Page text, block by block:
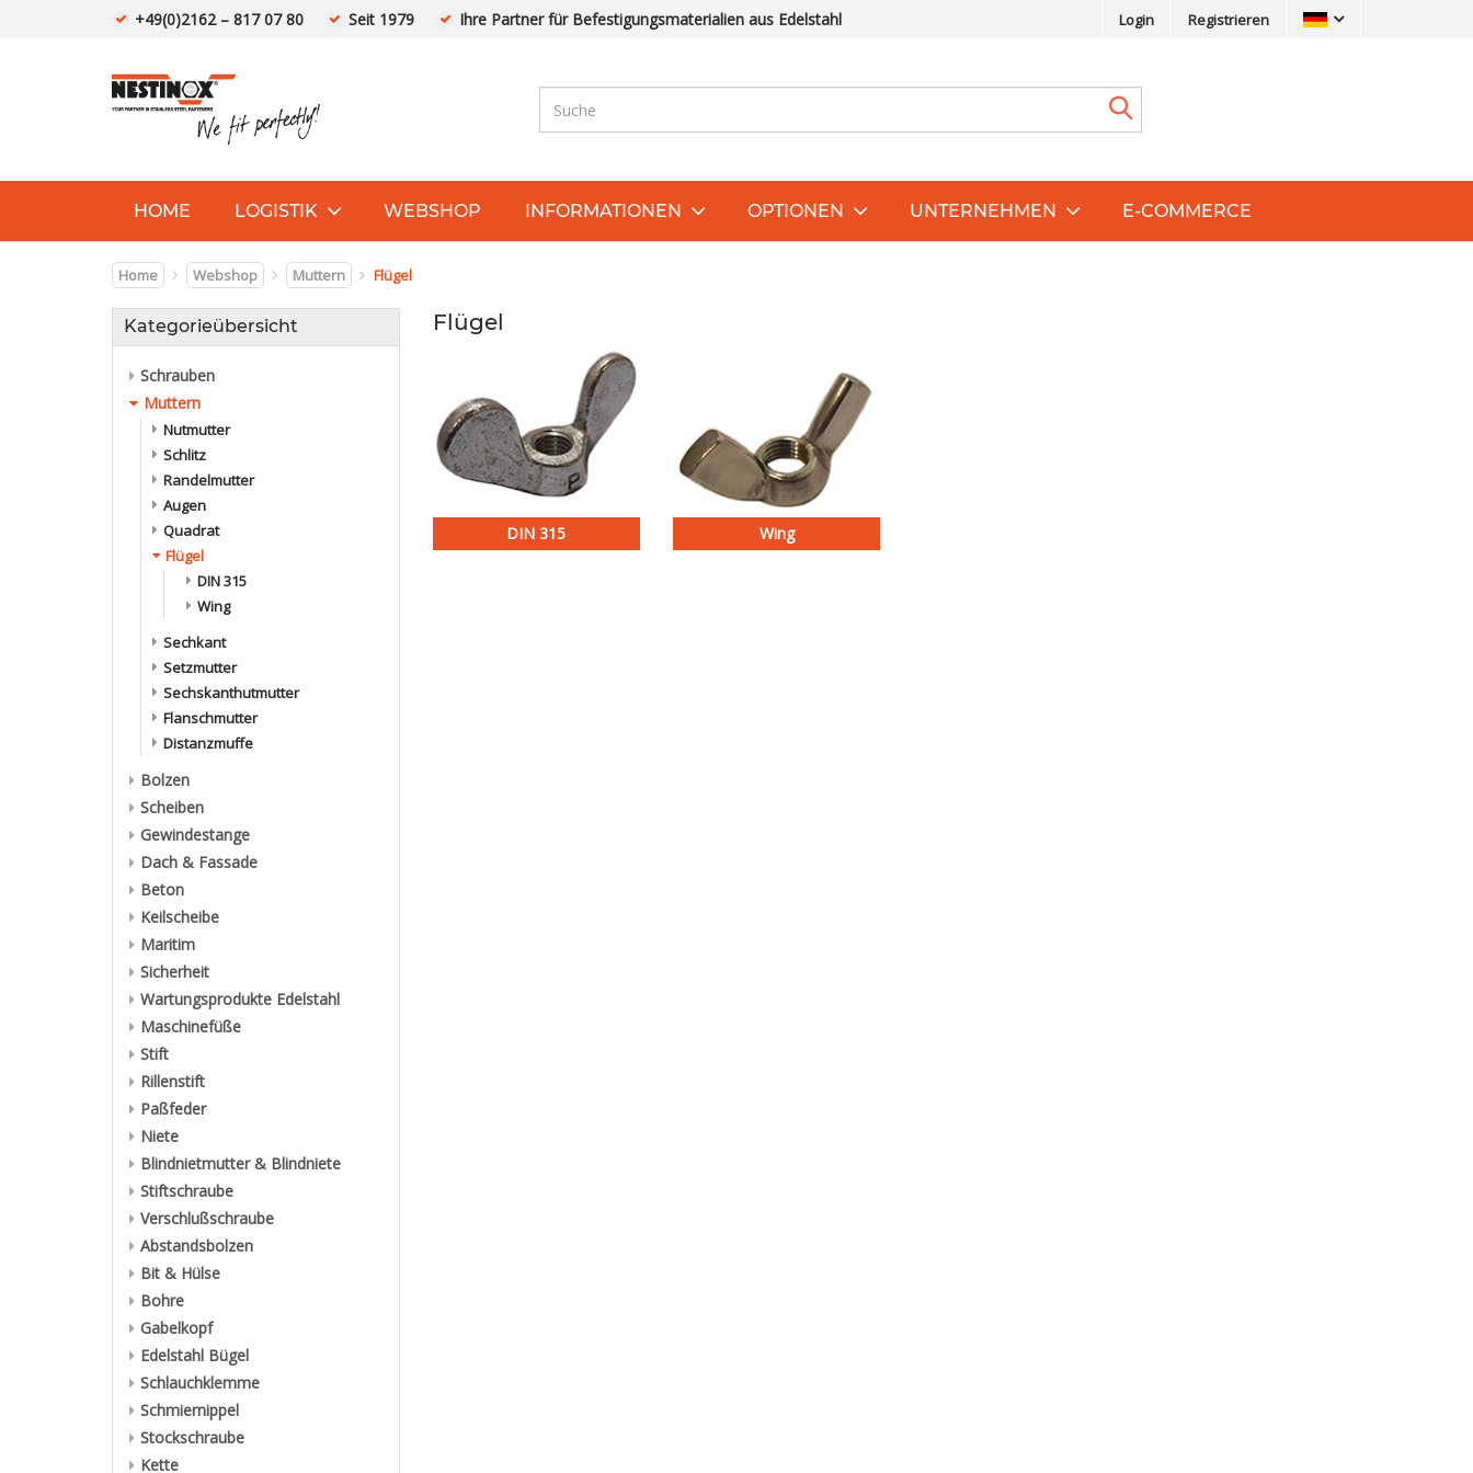
+49(0)2162 – 817 07 80 Seit 1979 Ihre Partner für Befestigungsmaterialien aus Edelstahl Login Registrieren
HOME LOGISTIK WEBSHOP INFORMATIONEN OPTIONEN UNTERNEHMEN E-COMMERCE
Home Webshop Muttern Flügel
Kategorieübersicht
Schrauben
Muttern
Nutmutter
Schlitz
Randelmutter
Augen
Quadrat
Flügel
DIN 315
Wing
Sechkant
Setzmutter
Sechskanthutmutter
Flanschmutter
Distanzmuffe
Bolzen
Scheiben
Gewindestange
Dach & Fassade
Beton
Keilscheibe
Maritim
Sicherheit
Wartungsprodukte Edelstahl
Maschinefüße
Stift
Rillenstift
Paßfeder
Niete
Blindnietmutter & Blindniete
Stiftschraube
Verschlußschraube
Abstandsbolzen
Bit & Hülse
Bohre
Gabelkopf
Edelstahl Bügel
Schlauchklemme
Schmiernippel
Stockschraube
Kette
Flügel
DIN 315 Wing